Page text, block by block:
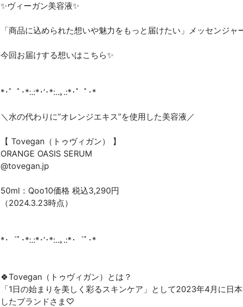
✨ヴィーガン美容液✨
「商品に込められた想いや魅力をもっと届けたい」メッセンジャ
今回お届けする想いはこちら✨
*･゜ﾟ･*:.:*･’･*:..｡.:*･゜ﾟ･*
＼水の代わりに”オレンジエキス”を使用した美容液／
【 Tovegan（トゥヴィガン） 】
ORANGE OASIS SERUM
@tovegan.jp
50ml：Qoo10価格 税込3,290円
（2024.3.23時点）
*･゜ﾟ･*:.:*･’･*:..｡.:*･゜ﾟ･*
🍀Tovegan（トゥヴィガン）とは？
「1日の始まりを美しく彩るスキンケア」として2023年4月に日
したブランドさま♡